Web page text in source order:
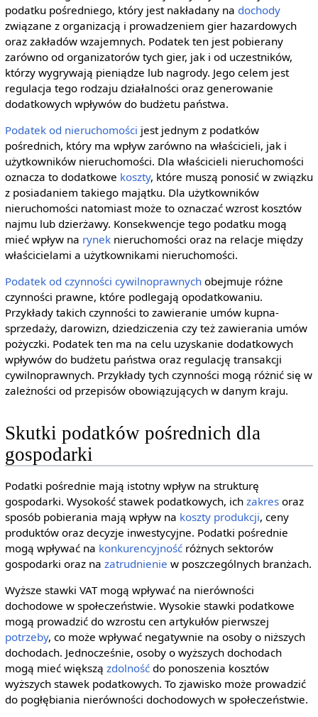
podatku pośredniego, który jest nakładany na dochody
związane z organizacją i prowadzeniem gier hazardowych
oraz zakładów wzajemnych. Podatek ten jest pobierany
zarówno od organizatorów tych gier, jak i od uczestników,
którzy wygrywają pieniądze lub nagrody. Jego celem jest
regulacja tego rodzaju działalności oraz generowanie
dodatkowych wpływów do budżetu państwa.
Podatek od nieruchomości jest jednym z podatków
pośrednich, który ma wpływ zarówno na właścicieli, jak i
użytkowników nieruchomości. Dla właścicieli nieruchomości
oznacza to dodatkowe koszty, które muszą ponosić w związku
z posiadaniem takiego majątku. Dla użytkowników
nieruchomości natomiast może to oznaczać wzrost kosztów
najmu lub dzierżawy. Konsekwencje tego podatku mogą
mieć wpływ na ryneknieruchomości oraz na relacje między
właścicielami a użytkownikami nieruchomości.
Podatek od czynności cywilnoprawnychobejmuje różne
czynności prawne, które podlegają opodatkowaniu.
Przykłady takich czynności to zawieranie umów kupna-
sprzedaży, darowizn, dziedziczenia czy też zawierania umów
pożyczki. Podatek ten ma na celu uzyskanie dodatkowych
wpływów do budżetu państwa oraz regulację transakcji
cywilnoprawnych. Przykłady tych czynności mogą różnić się w
zależności od przepisów obowiązujących w danym kraju.
Skutki podatków pośrednich dla
gospodarki
Podatki pośrednie mają istotny wpływ na strukturę
gospodarki. Wysokość stawek podatkowych, ich zakresoraz
sposób pobierania mają wpływ na koszty produkcji, ceny
produktów oraz decyzje inwestycyjne. Podatki pośrednie
mogą wpływać na konkurencyjnośćróżnych sektorów
gospodarki oraz na zatrudnienie w poszczególnych branżach.
Wyższe stawki VAT mogą wpływać na nierówności
dochodowe w społeczeństwie. Wysokie stawki podatkowe
mogą prowadzić do wzrostu cen artykułów pierwszej
potrzeby, co może wpływać negatywnie na osoby o niższych
dochodach. Jednocześnie, osoby o wyższych dochodach
mogą mieć większą zdolnośćdo ponoszenia kosztów
wyższych stawek podatkowych. To zjawisko może prowadzić
do pogłębiania nierówności dochodowych w społeczeństwie.